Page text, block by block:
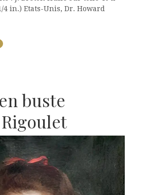
4 in.) Etats-Unis, Dr. Howard
buste